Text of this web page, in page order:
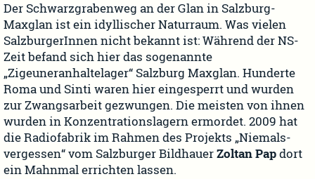
Der Schwarzgrabenweg an der Glan in Salzburg-
Maxglan ist ein idyllischer Naturraum. Was vielen
SalzburgerInnen nicht bekannt ist: Während der NS-
Zeit befand sich hier das sogenannte
„Zigeuneranhaltelager“ Salzburg Maxglan. Hunderte
Roma und Sinti waren hier eingesperrt und wurden
zur Zwangsarbeit gezwungen. Die meisten von ihnen
wurden in Konzentrationslagern ermordet. 2009 hat
die Radiofabrik im Rahmen des Projekts „Niemals-
vergessen“ vom Salzburger BildhauerZoltan Papdort
ein Mahnmal errichten lassen.